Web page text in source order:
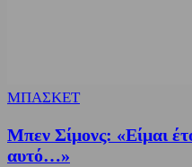
ΜΠΑΣΚΕΤ
Μπεν Σίμονς: «Είμαι
αυτό…»